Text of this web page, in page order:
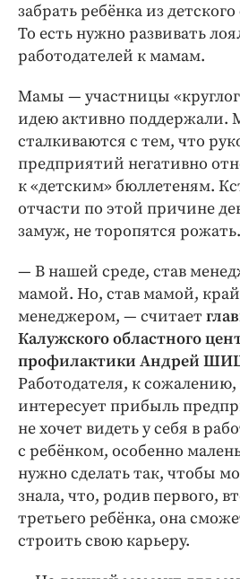
забрать ребёнка из
То есть нужно развивать
работодателей к мамам.
Мамы — участницы
идею активно
сталкиваются с тем, что
предприятий негативно
к «детским» бюллетеням.
отчасти по этой причине
замуж, не торопятся рожать.
— В нашей среде, став
мамой. Но, став мамой,
менеджером, — ​считает
Калужского областного
профилактики Андрей
Работодателя, к
интересует прибыль
не хочет видеть у себя в
с ребёнком, особенно
нужно сделать так, чтобы
знала, что, родив первого,
третьего ребёнка, она
строить свою карьеру.